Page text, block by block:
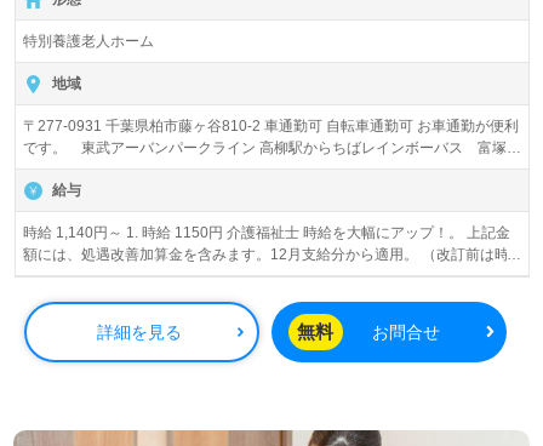
特別養護老人ホーム
地域
〒277-0931 千葉県柏市藤ヶ谷810-2 車通勤可 自転車通勤可 お車通勤が便利
です。 東武アーバンパークライン 高柳駅からちばレインボーバス 富塚停
留所下車、徒歩１１分
給与
時給 1,140円～ 1. 時給 1150円 介護福祉士 時給を大幅にアップ！。 上記金
額には、処遇改善加算金を含みます。12月支給分から適用。 （改訂前は時
給1140円） 介護福祉士をお持ちの方は転職支援金として、非常勤で3万円、
し、支給金額は半額となります。） 2. 時給 1140円 無資格者 時給を大幅に
アップ！ 上記金額には、処遇改善加算金を含みます。12月支給分から適
用。 （改訂前は時給1,140円）
詳細を見る 無料 お問合せ